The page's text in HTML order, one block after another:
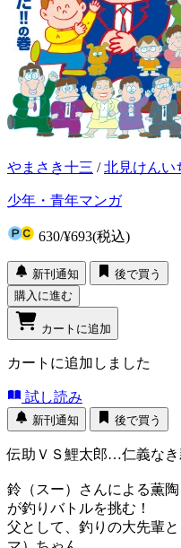
やまさき十三 /北見けんい
少年・青年マンガ
630/¥693(税込)
新刊通知
後で買う
購入に進む
カートに追加
カートに追加しました
試し読み
新刊通知 後で買う
伝助ＶＳ鯉太郎…仁義なき
鈴（スー）さんによる薫
が釣りバトルを挑む！
父として、釣りの大先輩